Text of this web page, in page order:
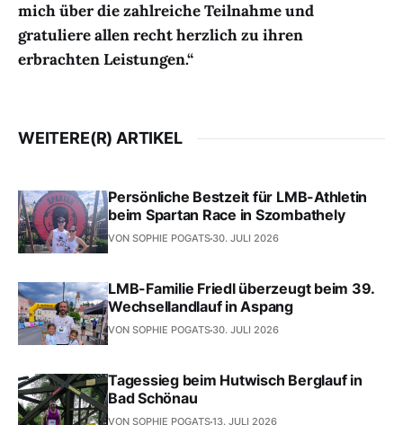
mich über die zahlreiche Teilnahme und
gratuliere allen recht herzlich zu ihren
erbrachten Leistungen.“
WEITERE(R) ARTIKEL
Persönliche Bestzeit für LMB-Athletin
beim Spartan Race in Szombathely
VON SOPHIE POGATS 30. JULI 2026
LMB-Familie Friedl überzeugt beim 39.
Wechsellandlauf in Aspang
VON SOPHIE POGATS 30. JULI 2026
Tagessieg beim Hutwisch Berglauf in
Bad Schönau
VON SOPHIE POGATS13. JULI 2026